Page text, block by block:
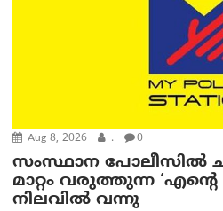
Aug 8, 2026 . 0
സംസ്ഥാന പോലീസിൽ
മാറ്റം വരുത്തുന്ന
നിലവില്‍ വന്നു